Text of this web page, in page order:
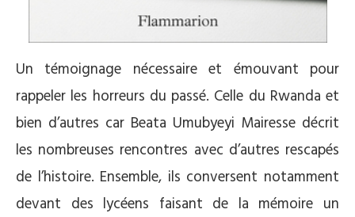
Un témoignage nécessaire et émouvant pour
rappeler les horreurs du passé. Celle du Rwanda et
bien d’autres car Beata Umubyeyi Mairesse décrit
les nombreuses rencontres avec d’autres rescapés
de l’histoire. Ensemble, ils conversent notamment
devant des lycéens faisant de la mémoire un